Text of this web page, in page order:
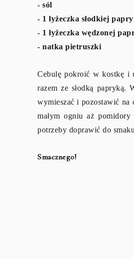
- sól
- 1 łyżeczka słodkiej
- 1 łyżeczka wędzonej
- natka pietruszki
Cebulę pokroić w kostkę i
razem ze słodką papryką.
wymieszać i pozostawić
małym ogniu aż
potrzeby doprawić do
Smacznego!